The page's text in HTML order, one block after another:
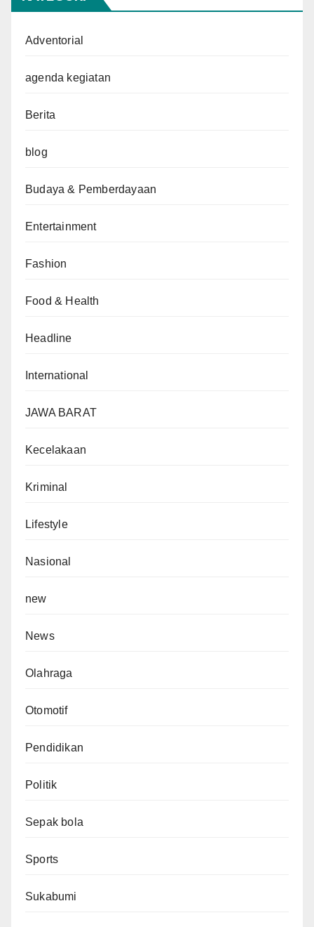
Adventorial
agenda kegiatan
Berita
blog
Budaya & Pemberdayaan
Entertainment
Fashion
Food & Health
Headline
International
JAWA BARAT
Kecelakaan
Kriminal
Lifestyle
Nasional
new
News
Olahraga
Otomotif
Pendidikan
Politik
Sepak bola
Sports
Sukabumi